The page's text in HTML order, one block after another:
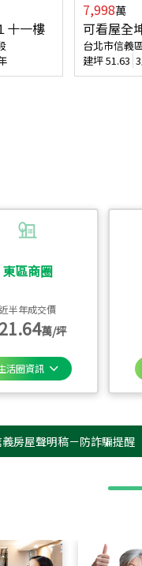
東區商圈
近半年成交價
萬/坪
活圈資訊
十一樓
7,998萬
可看屋全
台北市信義
建坪51.63
明稿－防詐騙提醒 ‧【#